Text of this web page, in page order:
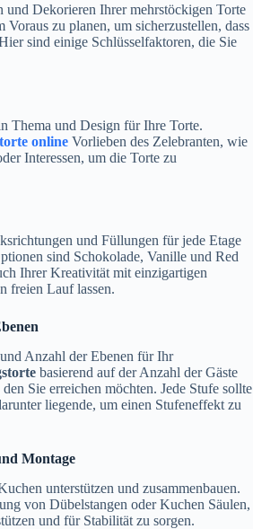
und Dekorieren Ihrer mehrstöckigen Torte
zu planen, um sicherzustellen, dass
sind einige Schlüsselfaktoren, die Sie
Thema und Design für Ihre Torte.
online Vorlieben des Zelebranten, wie
Interessen, um die Torte zu
und Füllungen für jede Etage
sind Schokolade, Vanille und Red
Ihrer Kreativität mit einzigartigen
freien Lauf lassen.
Anzahl der Ebenen für Ihr
basierend auf der Anzahl der Gäste
Sie erreichen möchten. Jede Stufe sollte
liegende, um einen Stufeneffekt zu
Montage
unterstützen und zusammenbauen.
von Dübelstangen oder Kuchen Säulen,
und für Stabilität zu sorgen.